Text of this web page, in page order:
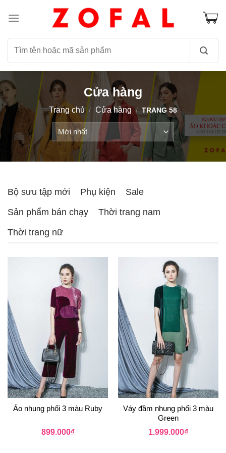
kiếm:
Cửa hàng
Trang chủ / Cửa hàng / TRANG 58
Bộ sưu tập mới Phụ kiện
Sale
Sản phẩm bán chạy
Thời trang nam
Thời trang nữ
Áo nhung phối 3 màu Ruby
899.000₫
Váy đầm nhung phối 3 màu
Green
1.999.000₫